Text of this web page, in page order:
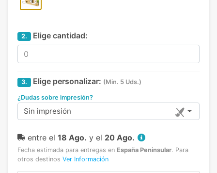
2. Elige cantidad:
3. Elige personalizar: (Min. 5 Uds.)
¿Dudas sobre impresión?
Sin impresión
entre el 18 Ago. y el 20 Ago.
Fecha estimada para entregas en España Peninsular. Para
otros destinos Ver Información